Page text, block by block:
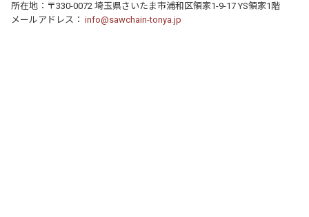
所在地：〒330-0072 埼玉県さいたま市浦和区領家1-9-17 YS領家1階
メールアドレス：info@sawchain-tonya.jp